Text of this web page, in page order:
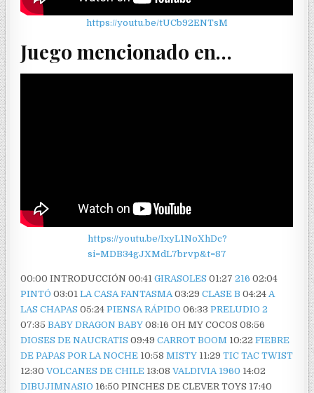
https://youtu.be/tUCb92ENTsM
Juego mencionado en…
https://youtu.be/IxyL1NoXhDc?
si=MDB34gJXMdL7brvp&t=87
00:00 INTRODUCCIÓN 00:41GIRASOLES01:2721602:04
PINTÓ03:01LA CASA FANTASMA03:29CLASE B 04:24A
LAS CHAPAS 05:24PIENSA RÁPIDO 06:33PRELUDIO 2
07:35BABY DRAGON BABY 08:16 OH MY COCOS 08:56
DIOSES DE NAUCRATIS 09:49CARROT BOOM 10:22FIEBRE
DE PAPAS POR LA NOCHE 10:58MISTY 11:29TIC TAC TWIST
12:30VOLCANES DE CHILE 13:08VALDIVIA 1960 14:02
DIBUJIMNASIO 16:50 PINCHES DE CLEVER TOYS 17:40